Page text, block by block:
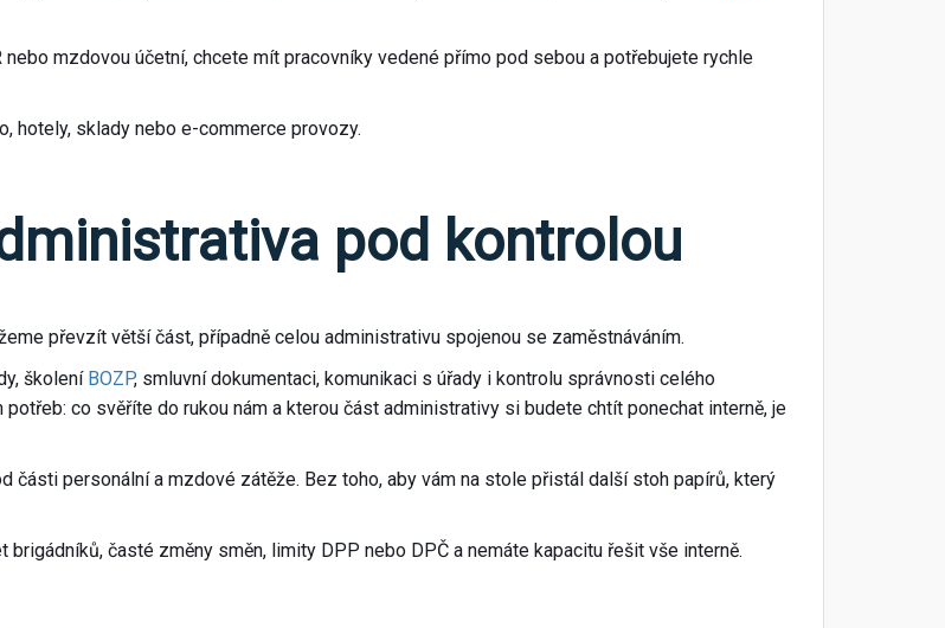
mzdovou účetní, chcete mít pracovníky vedené přímo pod sebou a potřebujete rychle
hotely, sklady nebo e-commerce provozy.
pod kontrolou
převzít větší část, případně celou administrativu spojenou se zaměstnáváním.
školení BOZP, smluvní dokumentaci, komunikaci s úřady i kontrolu správnosti celého
co svěříte do rukou nám a kterou část administrativy si budete chtít ponechat interně, je
personální a mzdové zátěže. Bez toho, aby vám na stole přistál další stoh papírů, který
časté změny směn, limity DPP nebo DPČ a nemáte kapacitu řešit vše interně.